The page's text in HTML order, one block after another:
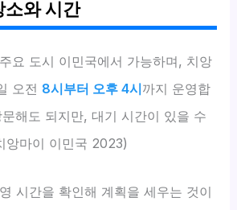
소와 시간
요 도시 이민국에서 가능하며, 치앙
오전 8시부터 오후 4시까지 운영합
해도 되지만, 대기 시간이 있을 수
앙마이 이민국 2023)
시간을 확인해 계획을 세우는 것이